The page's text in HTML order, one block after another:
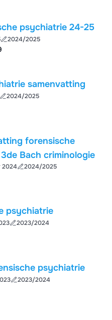
Lesnota's forensische psychiatrie 24-25
2024/2025
samenvatting
2024/2025
forensische
Bach criminologie
2024 2024/2025
psychiatrie
2023/2024
forensische psychiatrie
2023/2024